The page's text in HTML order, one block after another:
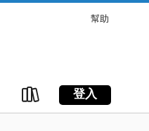
幫助
登入